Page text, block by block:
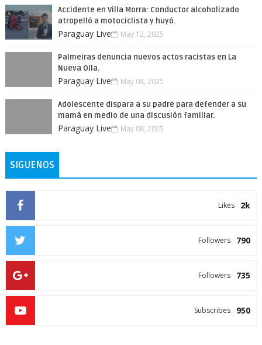
Accidente en Villa Morra: Conductor alcoholizado
atropelló a motociclista y huyó.
Paraguay Live May 12, 2025
Palmeiras denuncia nuevos actos racistas en La
Nueva Olla.
Paraguay Live May 08, 2025
Adolescente dispara a su padre para defender a su
mamá en medio de una discusión familiar.
Paraguay Live May 08, 2025
SIGUENOS
2k
Likes
790
Followers
735
Followers
950
Subscribes